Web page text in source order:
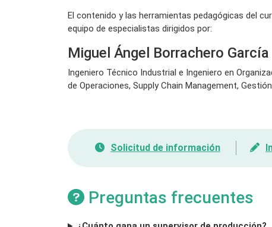
El contenido y las herramientas pedagógicas del
equipo de especialistas dirigidos por:
Miguel Ángel Borrachero García
Ingeniero Técnico Industrial e Ingeniero en
de Operaciones, Supply Chain Management,
Solicitud de información
Preguntas frecuentes